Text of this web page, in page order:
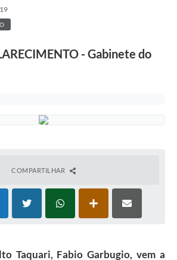
- Gabinete do
COMPARTILHAR
Taquari, Fabio Garbugio, vem a